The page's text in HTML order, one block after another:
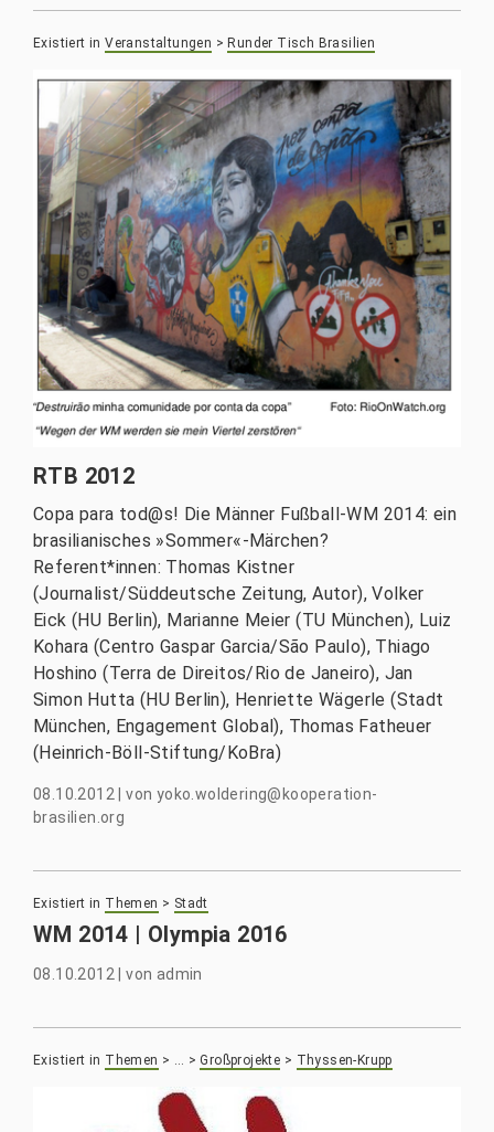
Existiert in Veranstaltungen > Runder Tisch Brasilien
RTB 2012
Copa para tod@s! Die Männer Fußball-WM 2014: ein
brasilianisches »Sommer«-Märchen?
Referent*innen: Thomas Kistner
(Journalist/Süddeutsche Zeitung, Autor), Volker
Eick (HU Berlin), Marianne Meier (TU München), Luiz
Kohara (Centro Gaspar Garcia/São Paulo), Thiago
Hoshino (Terra de Direitos/Rio de Janeiro), Jan
Simon Hutta (HU Berlin), Henriette Wägerle (Stadt
München, Engagement Global), Thomas Fatheuer
(Heinrich-Böll-Stiftung/KoBra)
08.10.2012 |von yoko.woldering@kooperation-
brasilien.org
Existiert in Themen > Stadt
WM 2014 | Olympia 2016
08.10.2012 |von admin
Existiert in Themen > … >Großprojekte > Thyssen-Krupp